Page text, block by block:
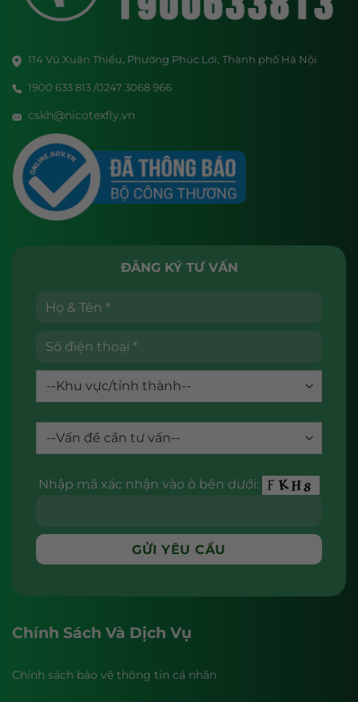
114 Vũ Xuân Thiều, Phường Phúc Lợi, Thành phố Hà Nội
1900 633 813 /0247 3068 966
cskh@nicotexfly.vn
ĐĂNG KÝ TƯ VẤN
Nhập mã xác nhận vào ô bên dưới:
Chính Sách Và Dịch Vụ
Chính sách bảo vệ thông tin cá nhân